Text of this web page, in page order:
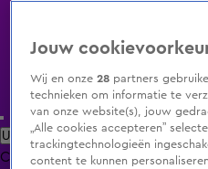
Uitzending Gemist Populaire
ClipsFilmsRadioSmart TV inlog
Jouw
Wij en onze28 partners
technieken om informatie te
van onze website(s), jouw
„Alle cookies accepteren”
trackingtechnologieën
content te kunnen